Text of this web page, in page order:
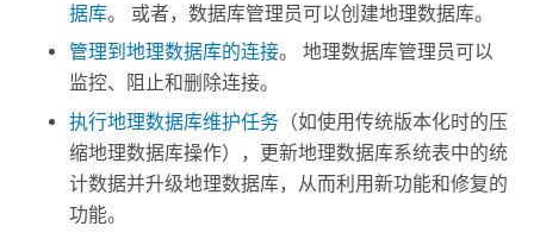
据库。 或者，数据库管理员可以创建地理数据库。
管理到地理数据库的连接。 地理数据库管理员可以
监控、阻止和删除连接。
执行地理数据库维护任务 （如使用传统版本化时的压
缩地理数据库操作），更新地理数据库系统表中的统
计数据并升级地理数据库，从而利用新功能和修复的
功能。